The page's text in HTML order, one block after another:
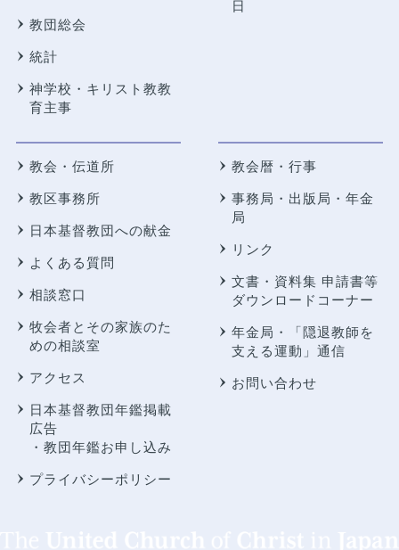
教団総会
統計
神学校・キリスト教教
育主事
日
教会・伝道所
教区事務所
日本基督教団への献金
よくある質問
相談窓口
牧会者とその家族のた
めの相談室
アクセス
日本基督教団年鑑掲載
広告
・教団年鑑お申し込み
プライバシーポリシー
教会暦・行事
事務局・出版局・年金
局
リンク
文書・資料集 申請書等
ダウンロードコーナー
年金局・
「隠退教師を
支える運動」通信
お問い合わせ